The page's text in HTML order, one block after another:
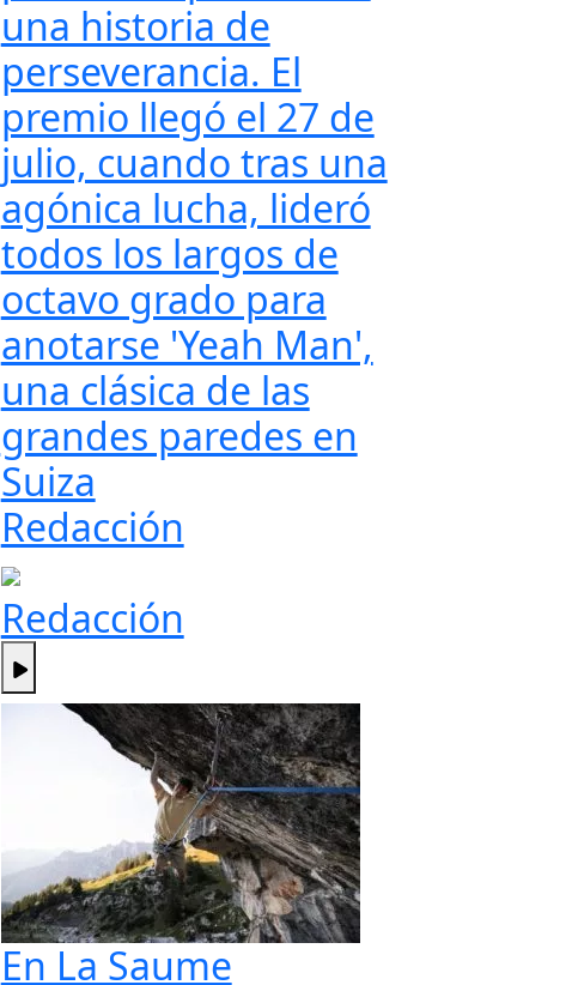
una historia de
perseverancia. El
premio llegó el 27 de
julio, cuando tras una
agónica lucha, lideró
todos los largos de
octavo grado para
anotarse 'Yeah Man',
una clásica de las
grandes paredes en
Suiza
Redacción
Redacción
En La Saume